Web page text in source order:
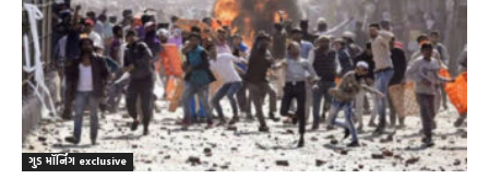
ગુડ મૉર્નિંગ exclusive